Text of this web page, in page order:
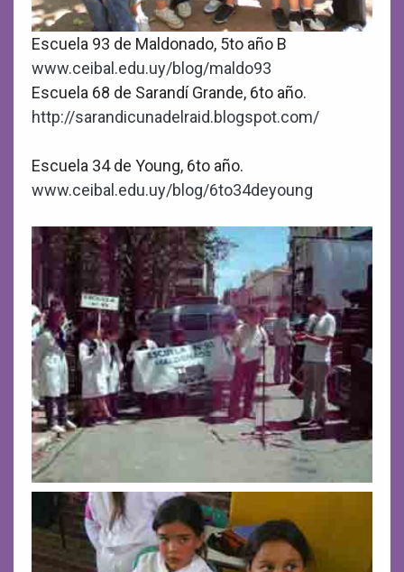
Escuela 93 de Maldonado, 5to año B
www.ceibal.edu.uy/blog/maldo93
Escuela 68 de Sarandí Grande, 6to año.
http://sarandicunadelraid.blogspot.com/
Escuela 34 de Young, 6to año.
www.ceibal.edu.uy/blog/6to34deyoung